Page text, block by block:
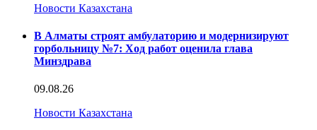
Новости Казахстана
В Алматы строят амбулаторию и модернизируют
горбольницу №7: Ход работ оценила глава
Минздрава
09.08.26
Новости Казахстана